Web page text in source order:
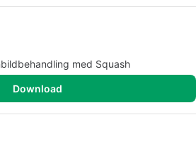
med Squash
Download